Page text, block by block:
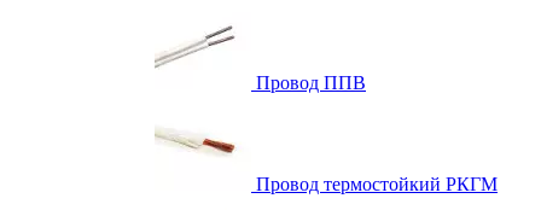
Провод ППВ
Провод термостойкий РКГМ